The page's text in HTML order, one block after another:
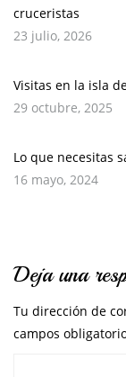
cruceristas
23 julio, 2026
Visitas en la isla
29 octubre, 2025
Lo que necesitas
16 mayo, 2024
Deja una
Tu dirección de
campos